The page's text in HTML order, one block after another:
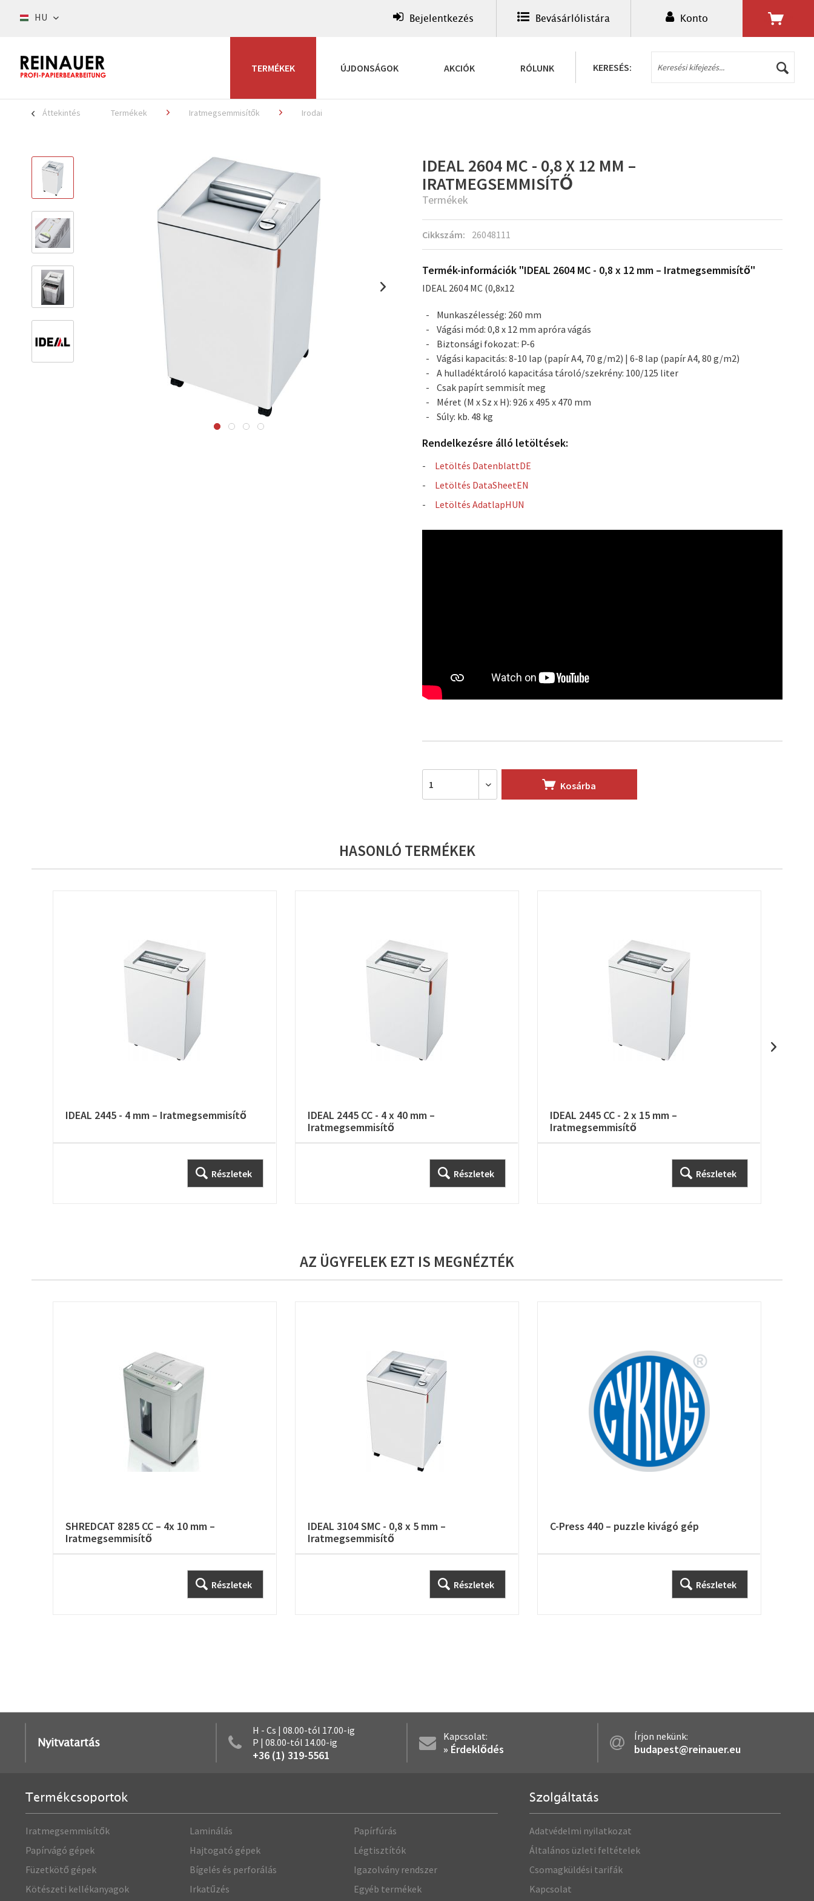
HU Bejelentkezés Bevásárlólistára Konto 0,00 Ft *
KERESÉS:
TERMÉKEK ÚJDONSÁGOK AKCIÓK RÓLUNK
Áttekintés Termékek Iratmegsemmisítők Irodai
IDEAL 2604 MC - 0,8 X 12 MM –
IRATMEGSEMMISÍTŐ
Termékek
Cikkszám: 26048111
Termék-információk "IDEAL 2604 MC - 0,8 x 12 mm – Iratmegsemmisítő"
IDEAL 2604 MC (0,8x12
Munkaszélesség: 260 mm
Vágási mód: 0,8 x 12 mm apróra vágás
Biztonsági fokozat: P-6
Vágási kapacitás: 8-10 lap (papír A4, 70 g/m2) | 6-8 lap (papír A4, 80 g/m2)
A hulladéktároló kapacitása tároló/szekrény: 100/125 liter
Csak papírt semmisít meg
Méret (M x Sz x H): 926 x 495 x 470 mm
Súly: kb. 48 kg
Rendelkezésre álló letöltések:
Letöltés DatenblattDE
Letöltés DataSheetEN
Letöltés AdatlapHUN
Kosárba
HASONLÓ TERMÉKEK
IDEAL 2445 - 4 mm – Iratmegsemmisítő
Részletek
IDEAL 2445 CC - 4 x 40 mm –
Iratmegsemmisítő
Részletek
IDEAL 2445 CC - 2 x 15 mm –
Iratmegsemmisítő
Részletek
AZ ÜGYFELEK EZT IS MEGNÉZTÉK
SHREDCAT 8285 CC – 4x 10 mm –
Iratmegsemmisítő
Részletek
IDEAL 3104 SMC - 0,8 x 5 mm –
Iratmegsemmisítő
Részletek
C-Press 440 – puzzle kivágó gép
Részletek
Nyitvatartás
H - Cs | 08.00-tól 17.00-ig
P | 08.00-tól 14.00-ig
+36 (1) 319-5561
Kapcsolat:
» Érdeklődés
Írjon nekünk:
budapest@reinauer.eu
Termékcsoportok
Iratmegsemmisítők
Papírvágó gépek
Füzetkötő gépek
Kötészeti kellékanyagok
Laminálás
Hajtogató gépek
Bígelés és perforálás
Irkatűzés
Papírfúrás
Légtisztítók
Igazolvány rendszer
Egyéb termékek
Szolgáltatás
Adatvédelmi nyilatkozat
Általános üzleti feltételek
Csomagküldési tarifák
Kapcsolat